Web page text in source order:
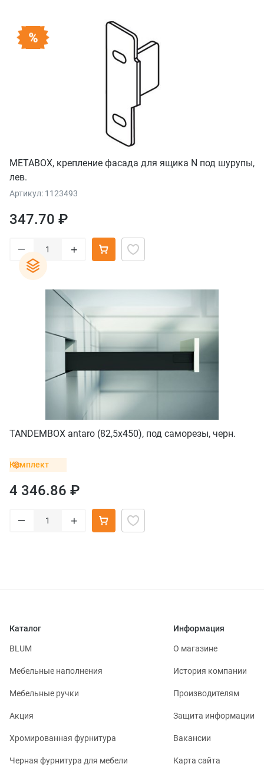
METABOX, крепление фасада для ящика N под шурупы,
лев.
Артикул: 1123493
347.70 ₽
– +
TANDEMBOX antaro (82,5х450), под саморезы, черн.
Комплект
4 346.86 ₽
– +
Каталог
BLUM
Мебельные наполнения
Мебельные ручки
Акция
Хромированная фурнитура
Черная фурнитура для мебели
Информация
О магазине
История компании
Производителям
Защита информации
Вакансии
Карта сайта